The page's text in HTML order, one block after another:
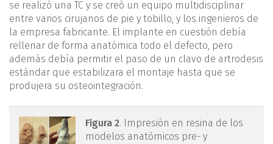
se realizó una TC y se creó un equipo multidisciplinar
entre varios cirujanos de pie y tobillo, y los ingenieros de
la empresa fabricante. El implante en cuestión debía
rellenar de forma anatómica todo el defecto, pero
además debía permitir el paso de un clavo de artrodesis
estándar que estabilizara el montaje hasta que se
produjera su osteointegración.
mact.1301.fs2105005-
Figura 2. Impresión en resina de los
modelos anatómicos pre- y